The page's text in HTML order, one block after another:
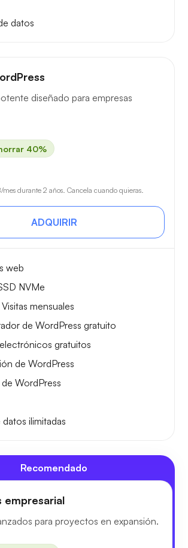
datos
diseñado para empresas
40%
/mes durante 2 años. Cancela cuando quieras.
ADQUIRIR
web
NVMe
Visitas mensuales
de WordPress gratuito
gratuitos
de WordPress
WordPress
ilimitadas
Recomendado
empresarial
para proyectos en expansión.